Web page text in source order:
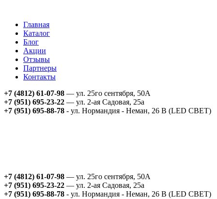
Главная
Каталог
Блог
Акции
Отзывы
Партнеры
Контакты
+7 (4812) 61-07-98 — ул. 25го сентября, 50А
+7 (951) 695-23-22 — ул. 2-ая Садовая, 25а
+7 (951) 695-88-78 - ул. Нормандия - Неман, 26 В (LED СВЕТ)
+7 (4812) 61-07-98 — ул. 25го сентября, 50А
+7 (951) 695-23-22 — ул. 2-ая Садовая, 25а
+7 (951) 695-88-78 - ул. Нормандия - Неман, 26 В (LED СВЕТ)